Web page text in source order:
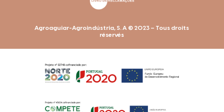
Agroaguiar-Agroindústria, S. A © 2023 – Tous droits
réservés